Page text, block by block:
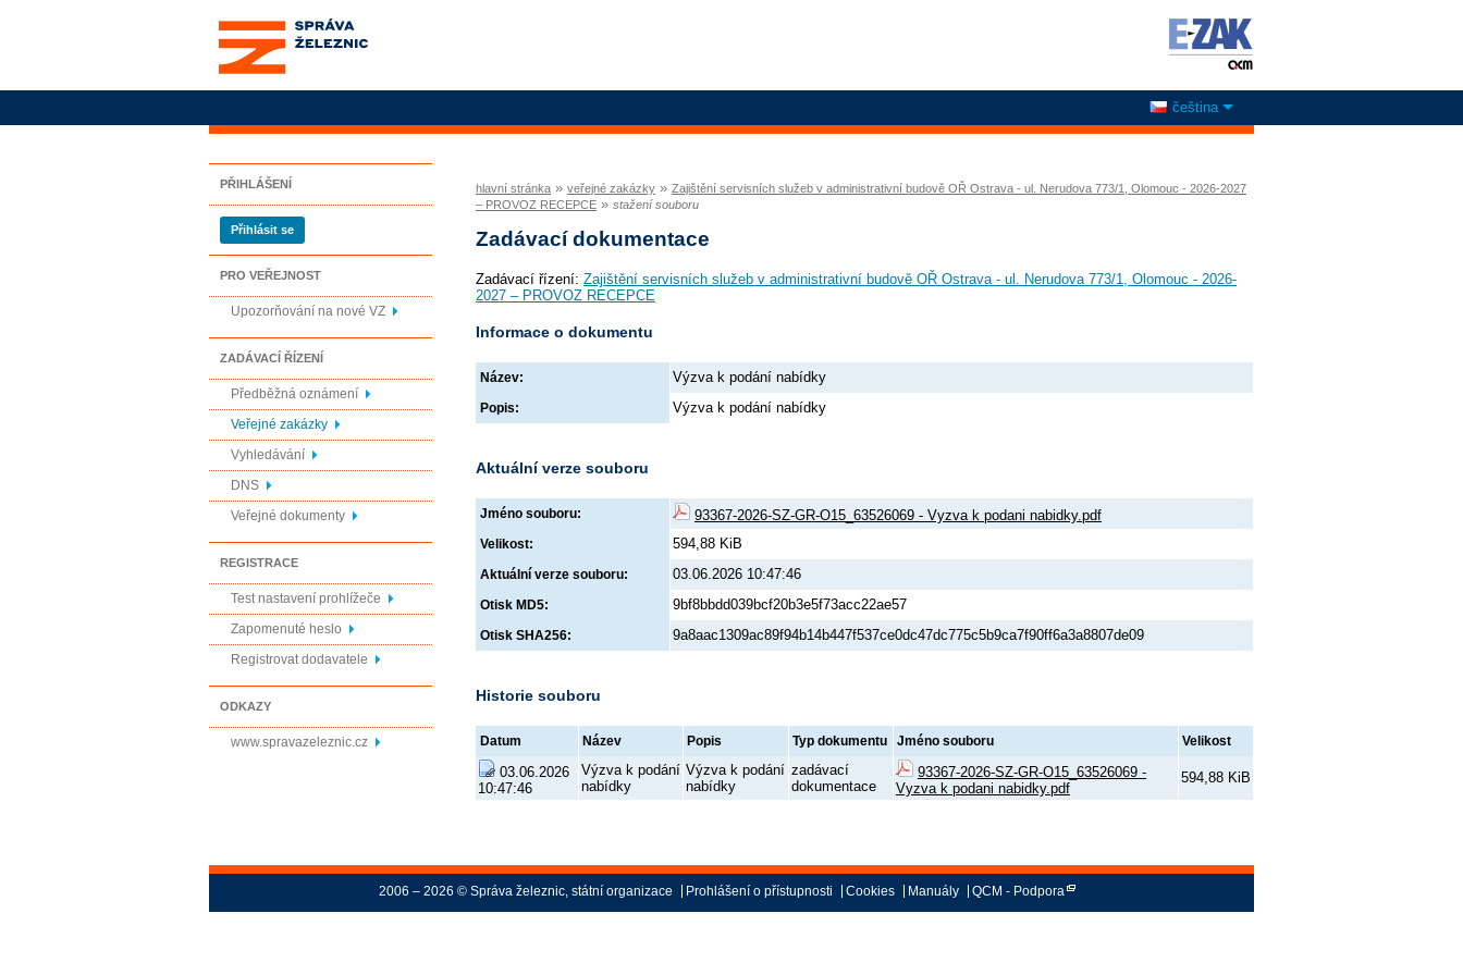
Správa železnic, státní
organizace
čeština
PŘIHLÁŠENÍ
Přihlásit se
PRO VEŘEJNOST
Upozorňování na nové VZ
ZADÁVACÍ ŘÍZENÍ
Předběžná oznámení
Veřejné zakázky
Vyhledávání
DNS
Veřejné dokumenty
REGISTRACE
Test nastavení prohlížeče
Zapomenuté heslo
Registrovat dodavatele
ODKAZY
www.spravazeleznic.cz
hlavní stránka » veřejné zakázky » Zajištění servisních služeb v administrativní budově OŘ Ostrava - ul. Nerudova 773/1, Olomouc - 2026-2027
– PROVOZ RECEPCE » stažení souboru
Zadávací dokumentace
Zadávací řízení: Zajištění servisních služeb v administrativní budově OŘ Ostrava - ul. Nerudova 773/1, Olomouc - 2026-
2027 – PROVOZ RECEPCE
Informace o dokumentu
Název: Výzva k podání nabídky
Popis: Výzva k podání nabídky
Aktuální verze souboru
Jméno souboru: 93367-2026-SZ-GR-O15_63526069 - Vyzva k podani nabidky.pdf
Velikost: 594,88 KiB
Aktuální verze souboru: 03.06.2026 10:47:46
Otisk MD5: 9bf8bbdd039bcf20b3e5f73acc22ae57
Otisk SHA256: 9a8aac1309ac89f94b14b447f537ce0dc47dc775c5b9ca7f90ff6a3a8807de09
Historie souboru
Datum Název Popis Typ dokumentu Jméno souboru Velikost
03.06.2026
10:47:46
Výzva k podání
nabídky
Výzva k podání
nabídky
zadávací
dokumentace
93367-2026-SZ-GR-O15_63526069 -
Vyzva k podani nabidky.pdf
594,88 KiB
2006 – 2026 © Správa železnic, státní organizace Prohlášení o přístupnosti Cookies Manuály QCM - Podpora